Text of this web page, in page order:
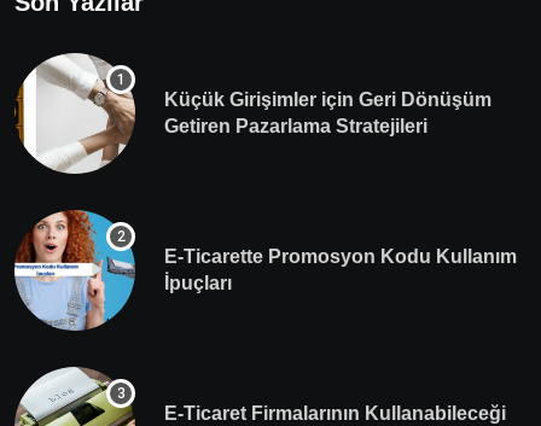
Küçük Girişimler için Geri Dönüşüm
Getiren Pazarlama Stratejileri
E-Ticarette Promosyon Kodu Kullanım
İpuçları
E-Ticaret Firmalarının Kullanabileceği